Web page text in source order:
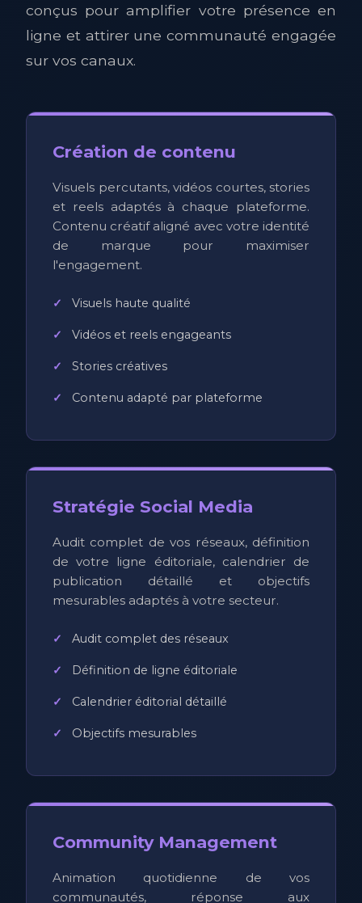
conçus pour amplifier votre présence en
ligne et attirer une communauté engagée
sur vos canaux.
Création de contenu
Visuels percutants, vidéos courtes, stories
et reels adaptés à chaque plateforme.
Contenu créatif aligné avec votre identité
de marque pour maximiser
l'engagement.
Visuels haute qualité
Vidéos et reels engageants
Stories créatives
Contenu adapté par plateforme
Stratégie Social Media
Audit complet de vos réseaux, définition
de votre ligne éditoriale, calendrier de
publication détaillé et objectifs
mesurables adaptés à votre secteur.
Audit complet des réseaux
Définition de ligne éditoriale
Calendrier éditorial détaillé
Objectifs mesurables
Community Management
Animation quotidienne de vos
communautés, réponse aux